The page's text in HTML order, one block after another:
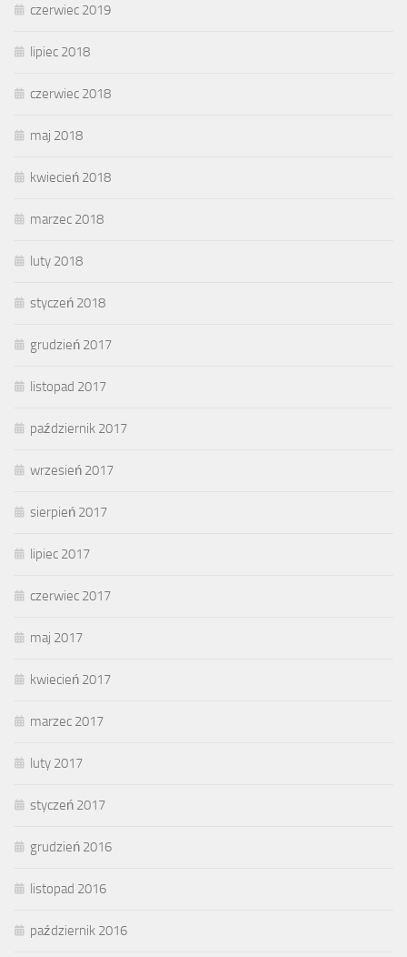
czerwiec 2019
lipiec 2018
czerwiec 2018
maj 2018
kwiecień 2018
marzec 2018
luty 2018
styczeń 2018
grudzień 2017
listopad 2017
październik 2017
wrzesień 2017
sierpień 2017
lipiec 2017
czerwiec 2017
maj 2017
kwiecień 2017
marzec 2017
luty 2017
styczeń 2017
grudzień 2016
listopad 2016
październik 2016